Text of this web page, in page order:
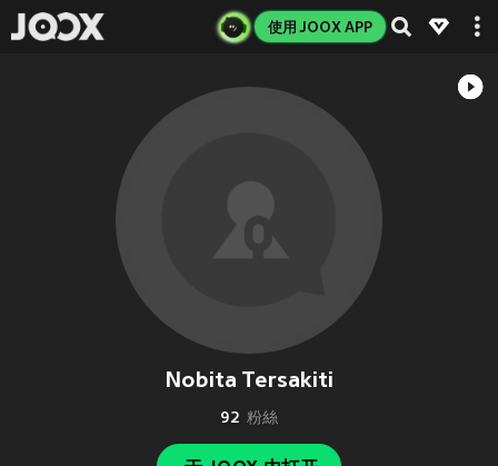
使用 JOOX APP
Nobita Tersakiti
92 粉絲